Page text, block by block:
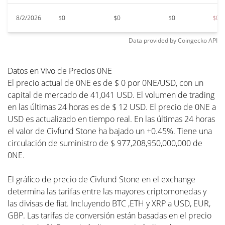
8/2/2026 $0 $0 $0 $0
Data provided byCoingeckoAPI
Datos en Vivo de Precios 0NE
El precio actual de 0NE es de $ 0 por 0NE/USD, con un
capital de mercado de 41,041 USD. El volumen de trading
en las últimas 24 horas es de $ 12 USD. El precio de 0NE a
USD es actualizado en tiempo real. En las últimas 24 horas
el valor de Civfund Stone ha bajado un +0.45%. Tiene una
circulación de suministro de $ 977,208,950,000,000 de
0NE.
El gráfico de precio de Civfund Stone en el exchange
determina las tarifas entre las mayores criptomonedas y
las divisas de fiat. Incluyendo BTC ,ETH y XRP a USD, EUR,
GBP. Las tarifas de conversión están basadas en el precio